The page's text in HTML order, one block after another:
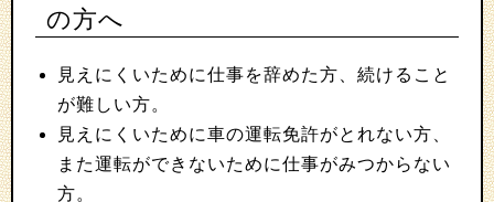
の方へ
見えにくいために仕事を辞めた方、続けること
が難しい方。
見えにくいために車の運転免許がとれない方、
また運転ができないために仕事がみつからない
方。